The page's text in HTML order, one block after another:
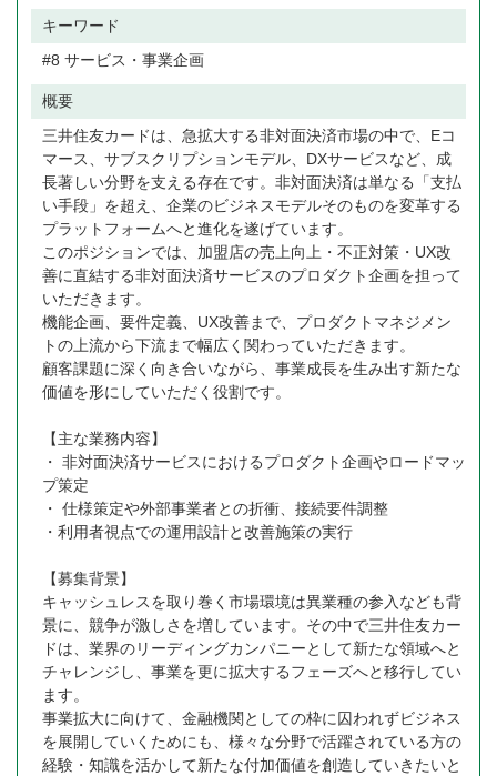
キーワード
#8 サービス・事業企画
概要
三井住友カードは、急拡大する非対面決済市場の中で、Eコ
マース、サブスクリプションモデル、DXサービスなど、成
長著しい分野を支える存在です。非対面決済は単なる「支払
い手段」を超え、企業のビジネスモデルそのものを変革する
プラットフォームへと進化を遂げています。
このポジションでは、加盟店の売上向上・不正対策・UX改
善に直結する非対面決済サービスのプロダクト企画を担って
いただきます。
機能企画、要件定義、UX改善まで、プロダクトマネジメン
トの上流から下流まで幅広く関わっていただきます。
顧客課題に深く向き合いながら、事業成長を生み出す新たな
価値を形にしていただく役割です。
【主な業務内容】
・ 非対面決済サービスにおけるプロダクト企画やロードマッ
プ策定
・ 仕様策定や外部事業者との折衝、接続要件調整
・利用者視点での運用設計と改善施策の実行
【募集背景】
キャッシュレスを取り巻く市場環境は異業種の参入なども背
景に、競争が激しさを増しています。その中で三井住友カー
ドは、業界のリーディングカンパニーとして新たな領域へと
チャレンジし、事業を更に拡大するフェーズへと移行してい
ます。
事業拡大に向けて、金融機関としての枠に囚われずビジネス
を展開していくためにも、様々な分野で活躍されている方の
経験・知識を活かして新たな付加価値を創造していきたいと